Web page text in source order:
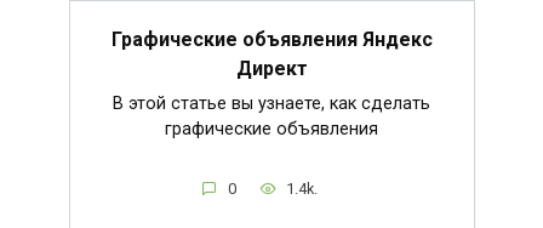
Графические объявления Яндекс
Директ
В этой статье вы узнаете, как сделать
графические объявления
0 1.4k.